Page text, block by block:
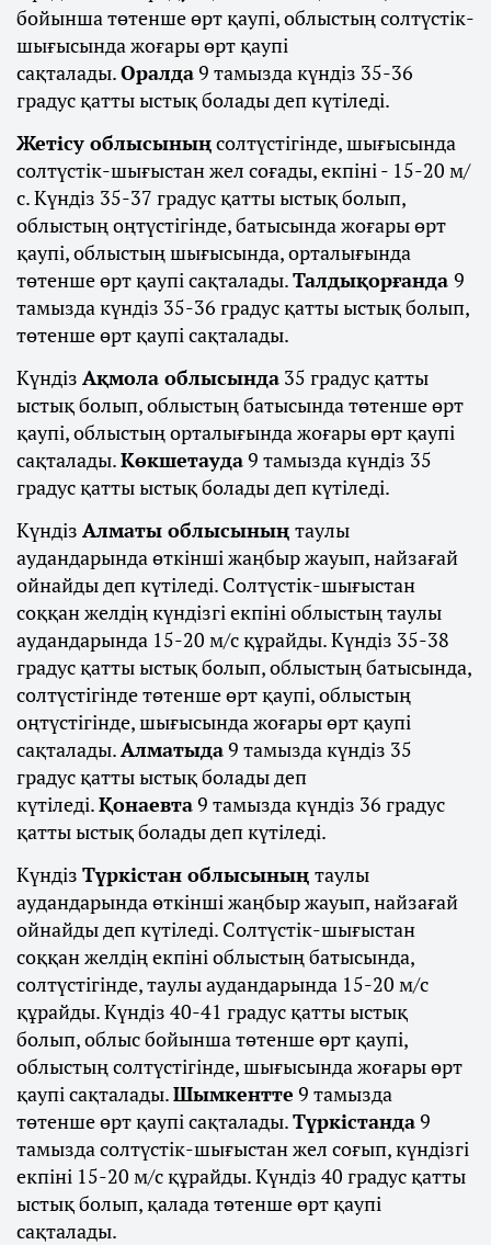
бойынша төтенше өрт қаупі, облыстың солтүстік-
шығысында жоғары өрт қаупі
сақталады.Оралда9 тамызда күндіз 35-36
градус қатты ыстық болады деп күтіледі.
Жетісу облысыныңсолтүстігінде, шығысында
солтүстік-шығыстан жел соғады, екпіні - 15-20 м/
с. Күндіз 35-37 градус қатты ыстық болып,
облыстың оңтүстігінде, батысында жоғары өрт
қаупі, облыстың шығысында, орталығында
төтенше өрт қаупі сақталады.Талдықорғанда 9
тамызда күндіз 35-36 градус қатты ыстық болып,
төтенше өрт қаупі сақталады.
Күндіз Ақмола облысында 35 градус қатты
ыстық болып, облыстың батысында төтенше өрт
қаупі, облыстың орталығында жоғары өрт қаупі
сақталады.Көкшетауда9 тамызда күндіз 35
градус қатты ыстық болады деп күтіледі.
Күндіз Алматы облысының таулы
аудандарында өткінші жаңбыр жауып, найзағай
ойнайды деп күтіледі. Солтүстік-шығыстан
соққан желдің күндізгі екпіні облыстың таулы
аудандарында 15-20 м/с құрайды. Күндіз 35-38
градус қатты ыстық болып, облыстың батысында,
солтүстігінде төтенше өрт қаупі, облыстың
оңтүстігінде, шығысында жоғары өрт қаупі
сақталады.Алматыда9 тамызда күндіз 35
градус қатты ыстық болады деп
күтіледі.Қонаевта9 тамызда күндіз 36 градус
қатты ыстық болады деп күтіледі.
Күндіз Түркістан облысының таулы
аудандарында өткінші жаңбыр жауып, найзағай
ойнайды деп күтіледі. Солтүстік-шығыстан
соққан желдің екпіні облыстың батысында,
солтүстігінде, таулы аудандарында 15-20 м/с
құрайды. Күндіз 40-41 градус қатты ыстық
болып, облыс бойынша төтенше өрт қаупі,
облыстың солтүстігінде, шығысында жоғары өрт
қаупі сақталады.Шымкентте 9 тамызда
төтенше өрт қаупі сақталады.Түркістанда9
тамызда солтүстік-шығыстан жел соғып, күндізгі
екпіні 15-20 м/с құрайды. Күндіз 40 градус қатты
ыстық болып, қалада төтенше өрт қаупі
сақталады.